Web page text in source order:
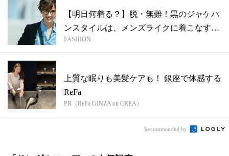
【明日何着る？】脱・無難！黒のジャケパ
ンスタイルは、メンズライクに着こなすの
が旬
FASHION
上質な眠りも美髪ケアも！ 銀座で体感する
ReFa
PR（ReFa GINZA on CREA）
Recommended by